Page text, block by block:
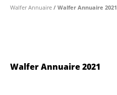
Walfer Annuaire / Walfer Annuaire 2021
Walfer Annuaire 2021